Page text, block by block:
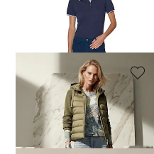
Schlanke Jeans mit Fransensaum
99,95 €
+6 Farben
MADELEINE
169,95 €